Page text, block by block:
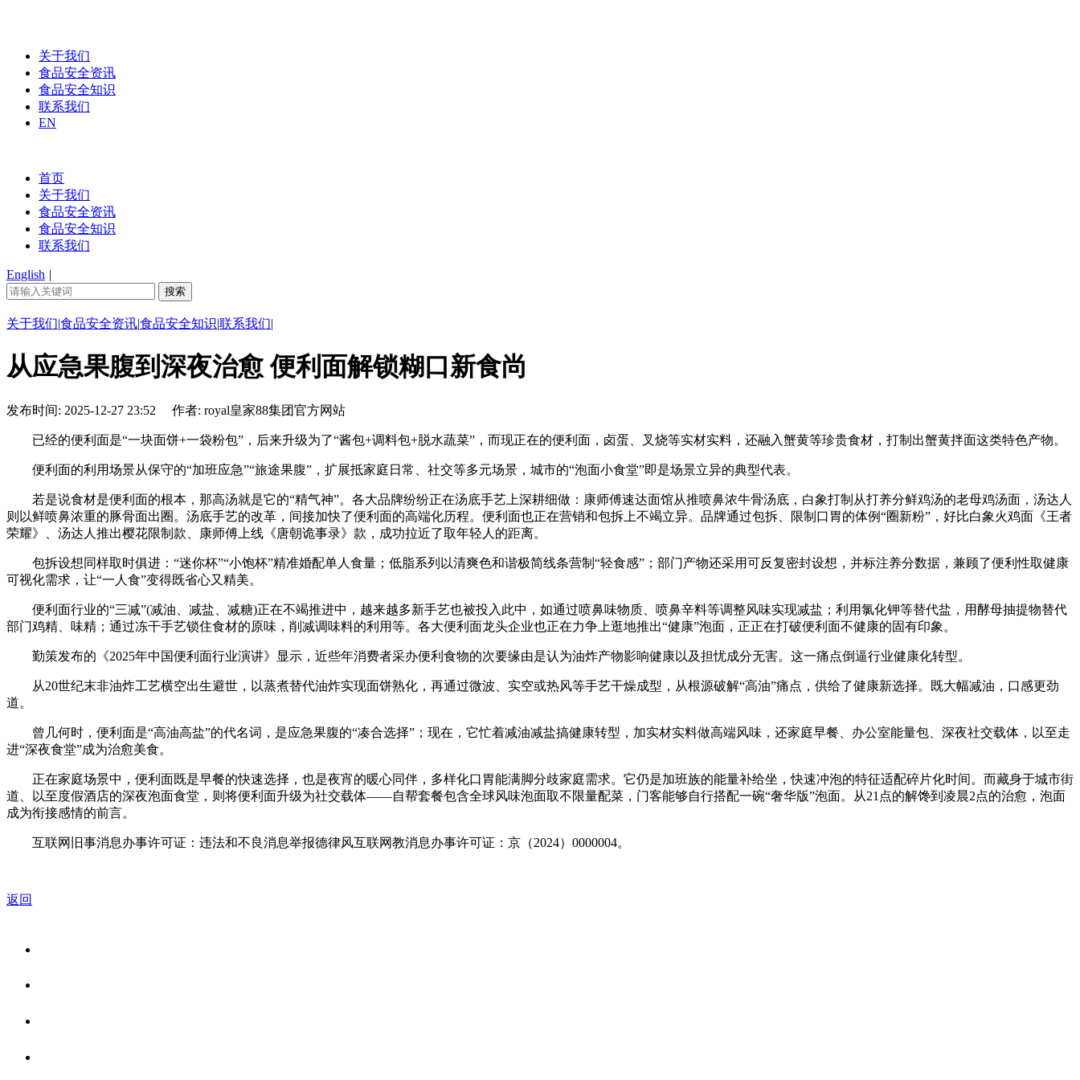
关于我们
食品安全资讯
食品安全知识
联系我们
EN
首页
关于我们
食品安全资讯
食品安全知识
联系我们
English |
关于我们|食品安全资讯|食品安全知识|联系我们|
从应急果腹到深夜治愈 便利面解锁糊口新食尚
发布时间: 2025-12-27 23:52 作者: royal皇家88集团官方网站
已经的便利面是“一块面饼+一袋粉包”，后来升级为了“酱包+调料包+脱水蔬菜”，而现正在的便利面，卤蛋、叉烧等实材实料，还融入蟹黄等珍贵食材，打制出蟹黄拌面这类特色产物。
便利面的利用场景从保守的“加班应急”“旅途果腹”，扩展抵家庭日常、社交等多元场景，城市的“泡面小食堂”即是场景立异的典型代表。
若是说食材是便利面的根本，那高汤就是它的“精气神”。各大品牌纷纷正在汤底手艺上深耕细做：康师傅速达面馆从推喷鼻浓牛骨汤底，白象打制从打养分鲜鸡汤的老母鸡汤面，汤达人
则以鲜喷鼻浓重的豚骨面出圈。汤底手艺的改革，间接加快了便利面的高端化历程。便利面也正在营销和包拆上不竭立异。品牌通过包拆、限制口胃的体例“圈新粉”，好比白象火鸡面《王者
荣耀》、汤达人推出樱花限制款、康师傅上线《唐朝诡事录》款，成功拉近了取年轻人的距离。
包拆设想同样取时俱进：“迷你杯”“小饱杯”精准婚配单人食量；低脂系列以清爽色和谐极简线条营制“轻食感”；部门产物还采用可反复密封设想，并标注养分数据，兼顾了便利性取健康
可视化需求，让“一人食”变得既省心又精美。
便利面行业的“三减”(减油、减盐、减糖)正在不竭推进中，越来越多新手艺也被投入此中，如通过喷鼻味物质、喷鼻辛料等调整风味实现减盐；利用氯化钾等替代盐，用酵母抽提物替代
部门鸡精、味精；通过冻干手艺锁住食材的原味，削减调味料的利用等。各大便利面龙头企业也正在力争上逛地推出“健康”泡面，正正在打破便利面不健康的固有印象。
勤策发布的《2025年中国便利面行业演讲》显示，近些年消费者采办便利食物的次要缘由是认为油炸产物影响健康以及担忧成分无害。这一痛点倒逼行业健康化转型。
从20世纪末非油炸工艺横空出生避世，以蒸煮替代油炸实现面饼熟化，再通过微波、实空或热风等手艺干燥成型，从根源破解“高油”痛点，供给了健康新选择。既大幅减油，口感更劲
道。
曾几何时，便利面是“高油高盐”的代名词，是应急果腹的“凑合选择”；现在，它忙着减油减盐搞健康转型，加实材实料做高端风味，还家庭早餐、办公室能量包、深夜社交载体，以至走
进“深夜食堂”成为治愈美食。
正在家庭场景中，便利面既是早餐的快速选择，也是夜宵的暖心同伴，多样化口胃能满脚分歧家庭需求。它仍是加班族的能量补给坐，快速冲泡的特征适配碎片化时间。而藏身于城市街
道、以至度假酒店的深夜泡面食堂，则将便利面升级为社交载体——自帮套餐包含全球风味泡面取不限量配菜，门客能够自行搭配一碗“奢华版”泡面。从21点的解馋到凌晨2点的治愈，泡面
成为衔接感情的前言。
互联网旧事消息办事许可证：违法和不良消息举报德律风互联网教消息办事许可证：京（2024）0000004。
返回